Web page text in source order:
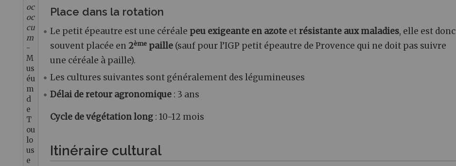
oc
oc
cu
m
-
M
us
éu
m
d
e
T
ou
lo
us
e
Place dans la rotation
Le petit épeautre est une céréale peu exigeante en azoteetrésistante aux maladies, elle est donc
souvent placée en 2èmepaille(sauf pour l’IGP petit épeautre de Provence qui ne doit pas suivre
une céréale à paille).
Les cultures suivantes sont généralement des légumineuses
Délai de retour agronomique: 3 ans
Cycle de végétation long: 10-12 mois
Itinéraire cultural